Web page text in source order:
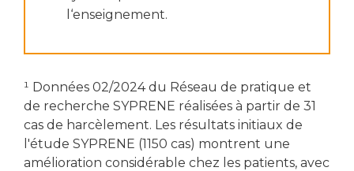
l‘enseignement.
¹ Données 02/2024 du Réseau de pratique et
de recherche SYPRENE réalisées à partir de 31
cas de harcèlement. Les résultats initiaux de
l'étude SYPRENE (1150 cas) montrent une
amélioration considérable chez les patients, avec